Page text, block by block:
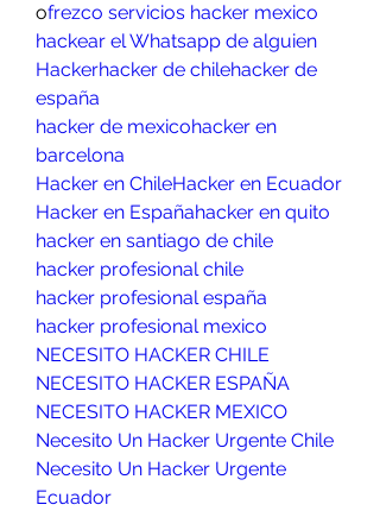
ofrezco servicios hacker mexico
hackear el Whatsapp de alguien
Hackerhacker de chilehacker de
españa
hacker de mexicohacker en
barcelona
Hacker en ChileHacker en Ecuador
Hacker en Españahacker en quito
hacker en santiago de chile
hacker profesional chile
hacker profesional españa
hacker profesional mexico
NECESITO HACKER CHILE
NECESITO HACKER ESPAÑA
NECESITO HACKER MEXICO
Necesito Un Hacker Urgente Chile
Necesito Un Hacker Urgente
Ecuador